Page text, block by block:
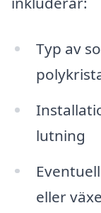
Typ av
lutning
eller